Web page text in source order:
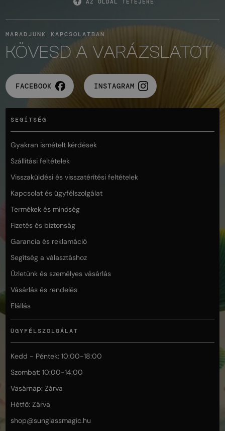
AZ OLDAL TETEJÉRE
MARADJUNK KAPCSOLATBAN
KÖVESD A VARÁZSLATOT
FACEBOOK INSTAGRAM
SEGÍTSÉG
Gyakran ismételt kérdések
Szállítási feltételek
Visszaküldési és visszatérítési feltételek
Kapcsolat és ügyfélszolgálat
Termékek és minőség
Fizetés és biztonság
Garancia és reklamáció
Segítség a választáshoz
Üzletünk és személyes vásárlás
Vásárlás és rendelés
Elállás
ÜGYFÉLSZOLGÁLAT
Kedd - Péntek: 10:00-18:00
Szombat: 10:00-14:00
Vasárnap: Zárva
Hétfő: Zárva
shop@sunglassmagic.hu